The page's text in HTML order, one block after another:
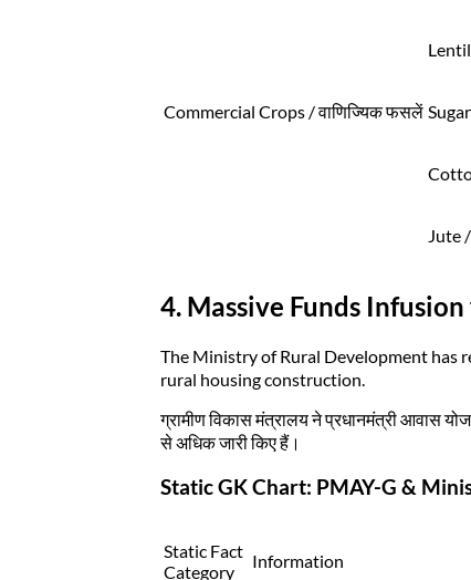
Commercial Crops / वाणिज्यिक फसलें
Jute
4. Massive Funds
The Ministry of Rural Development has
rural housing construction.
ग्रामीण विकास मंत्रालय ने प्रधानमंत्री आवास
से अधिक जारी किए हैं।
Static GK Chart: PMAY-G &
Static Fact
Category
Information